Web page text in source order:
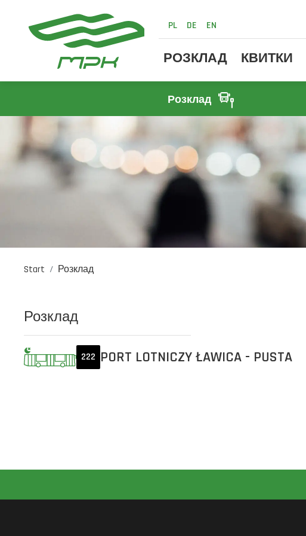
PL DE EN
РОЗКЛАД КВИТКИ
Розклад
Start Розклад
Розклад
222 PORT LOTNICZY ŁAWICA - PUSTA